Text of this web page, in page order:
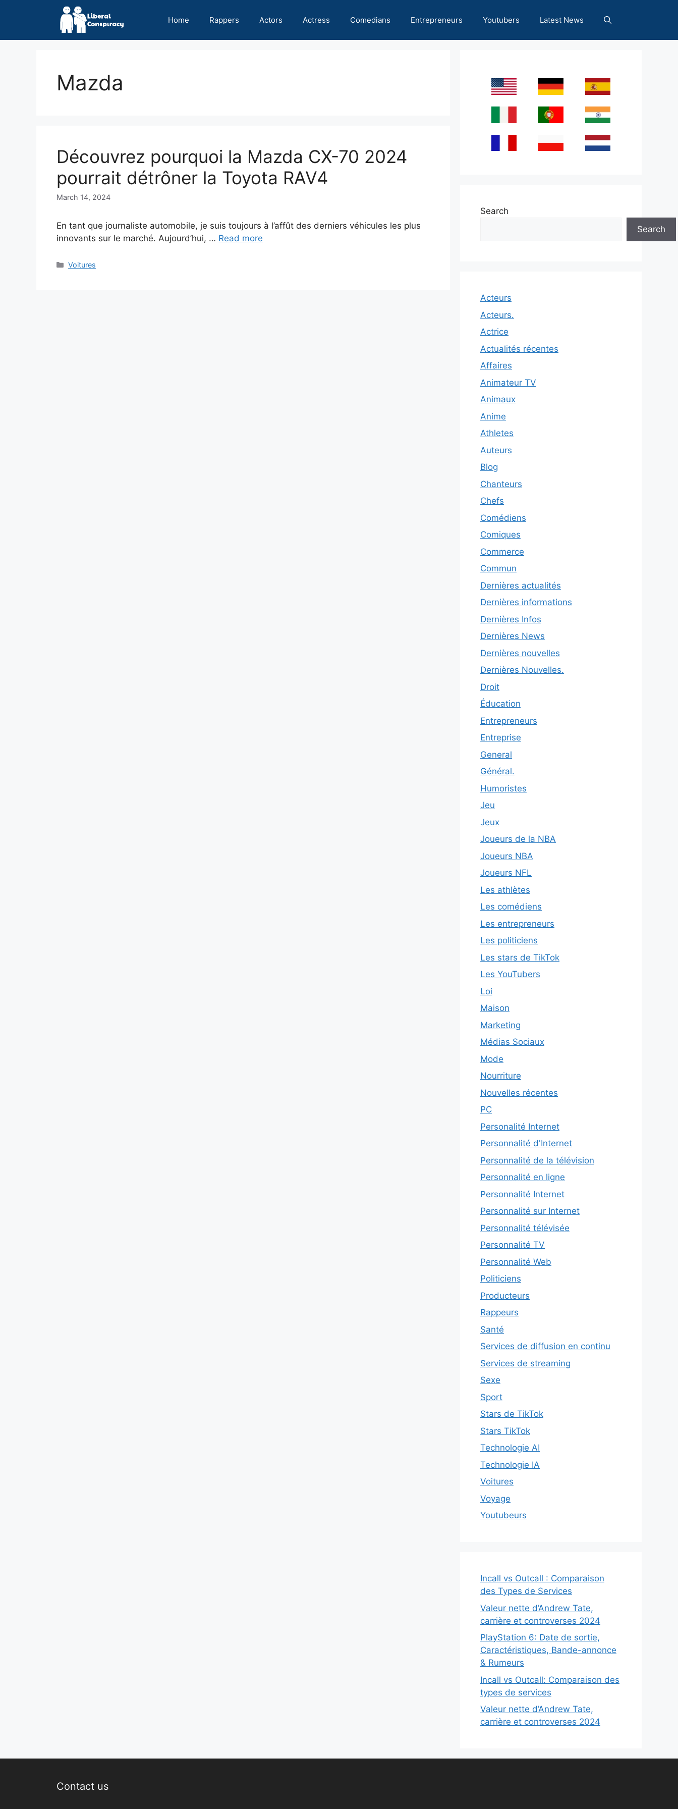
Home Rappers Actors Actress Comedians Entrepreneurs Youtubers Latest News
Mazda
Découvrez pourquoi la Mazda CX-70 2024
pourrait détrôner la Toyota RAV4
March 14, 2024
En tant que journaliste automobile, je suis toujours à l’affût des derniers véhicules les plus
innovants sur le marché. Aujourd’hui, … Read more
Categories
Voitures
Search
Search
Acteurs
Acteurs.
Actrice
Actualités récentes
Affaires
Animateur TV
Animaux
Anime
Athletes
Auteurs
Blog
Chanteurs
Chefs
Comédiens
Comiques
Commerce
Commun
Dernières actualités
Dernières informations
Dernières Infos
Dernières News
Dernières nouvelles
Dernières Nouvelles.
Droit
Éducation
Entrepreneurs
Entreprise
General
Général.
Humoristes
Jeu
Jeux
Joueurs de la NBA
Joueurs NBA
Joueurs NFL
Les athlètes
Les comédiens
Les entrepreneurs
Les politiciens
Les stars de TikTok
Les YouTubers
Loi
Maison
Marketing
Médias Sociaux
Mode
Nourriture
Nouvelles récentes
PC
Personalité Internet
Personnalité d'Internet
Personnalité de la télévision
Personnalité en ligne
Personnalité Internet
Personnalité sur Internet
Personnalité télévisée
Personnalité TV
Personnalité Web
Politiciens
Producteurs
Rappeurs
Santé
Services de diffusion en continu
Services de streaming
Sexe
Sport
Stars de TikTok
Stars TikTok
Technologie AI
Technologie IA
Voitures
Voyage
Youtubeurs
Incall vs Outcall : Comparaison
des Types de Services
Valeur nette d’Andrew Tate,
carrière et controverses 2024
PlayStation 6: Date de sortie,
Caractéristiques, Bande-annonce
& Rumeurs
Incall vs Outcall: Comparaison des
types de services
Valeur nette d’Andrew Tate,
carrière et controverses 2024
Contact us